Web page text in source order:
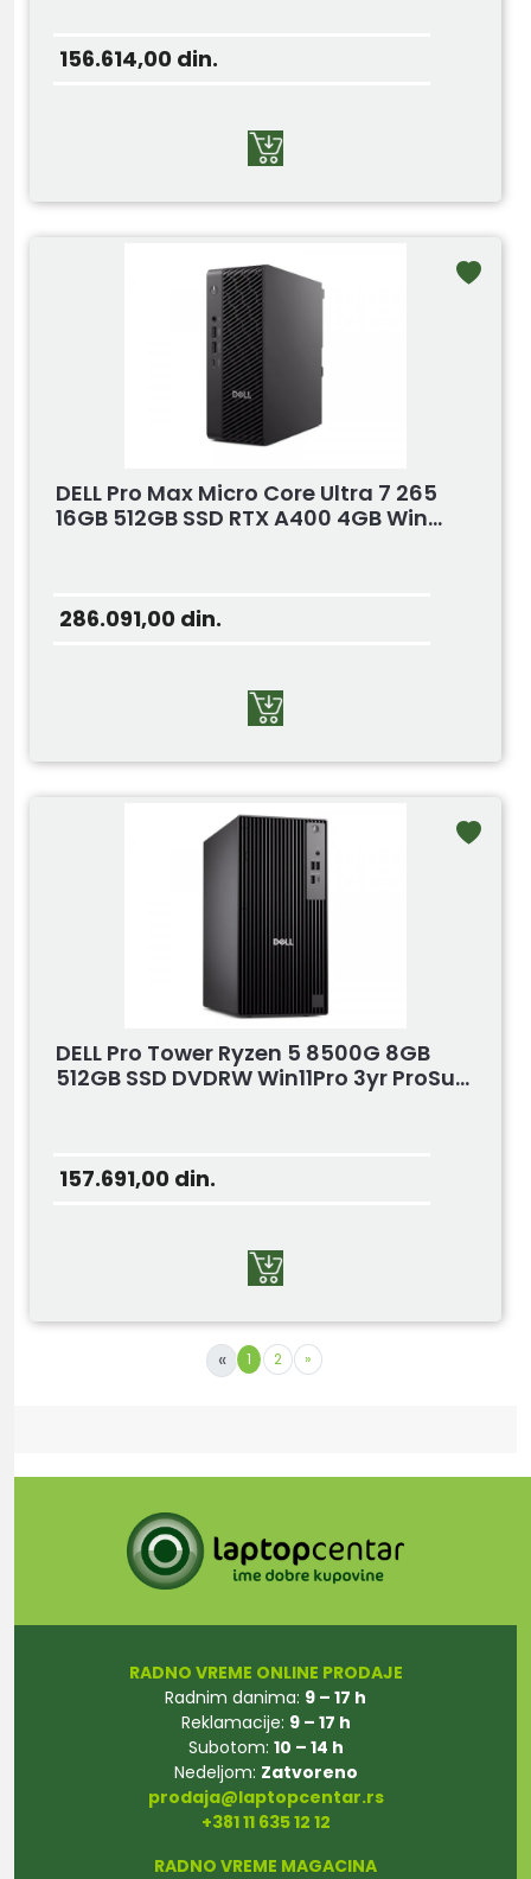
156.614,00 din.
DELL Pro Max Micro Core Ultra 7 265
16GB 512GB SSD RTX A400 4GB Win...
286.091,00 din.
DELL Pro Tower Ryzen 5 8500G 8GB
512GB SSD DVDRW Win11Pro 3yr ProSu...
157.691,00 din.
« 1 2 »
RADNO VREME ONLINE PRODAJE
Radnim danima: 9 – 17 h
Reklamacije: 9 – 17 h
Subotom: 10 – 14 h
Nedeljom: Zatvoreno
prodaja@laptopcentar.rs
+381 11 635 12 12
RADNO VREME MAGACINA